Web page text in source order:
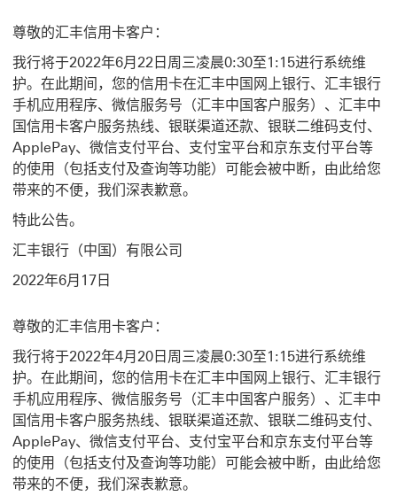
尊敬的汇丰信用卡客户：
我行将于2022年6月22日周三凌晨0:30至1:15进行系统维
护。在此期间，您的信用卡在汇丰中国网上银行、汇丰银行
手机应用程序、微信服务号（汇丰中国客户服务）、汇丰中
国信用卡客户服务热线、银联渠道还款、银联二维码支付、
ApplePay、微信支付平台、支付宝平台和京东支付平台等
的使用（包括支付及查询等功能）可能会被中断，由此给您
带来的不便，我们深表歉意。
特此公告。
汇丰银行（中国）有限公司
2022年6月17日
尊敬的汇丰信用卡客户：
我行将于2022年4月20日周三凌晨0:30至1:15进行系统维
护。在此期间，您的信用卡在汇丰中国网上银行、汇丰银行
手机应用程序、微信服务号（汇丰中国客户服务）、汇丰中
国信用卡客户服务热线、银联渠道还款、银联二维码支付、
ApplePay、微信支付平台、支付宝平台和京东支付平台等
的使用（包括支付及查询等功能）可能会被中断，由此给您
带来的不便，我们深表歉意。